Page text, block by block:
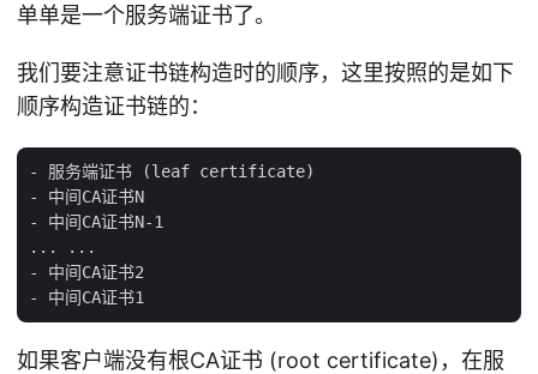
单单是一个服务端证书了。
我们要注意证书链构造时的顺序，这里按照的是如下
顺序构造证书链的：
- 服务端证书 (leaf certificate)
- 中间CA证书N
- 中间CA证书N-1
... ...
- 中间CA证书2
如果客户端没有根CA证书 (root certificate)，在服